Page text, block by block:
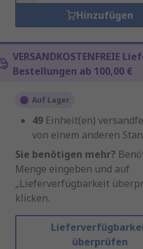
Hinzufügen
VERSANDKOSTENFREIE
Bestellungen ab 100,00 €
Auf Lager
49 Einheit(en)
von einem anderen
Sie benötigen mehr?
Menge eingeben und auf
„Lieferverfügbarkeit
klicken.
überprüfen